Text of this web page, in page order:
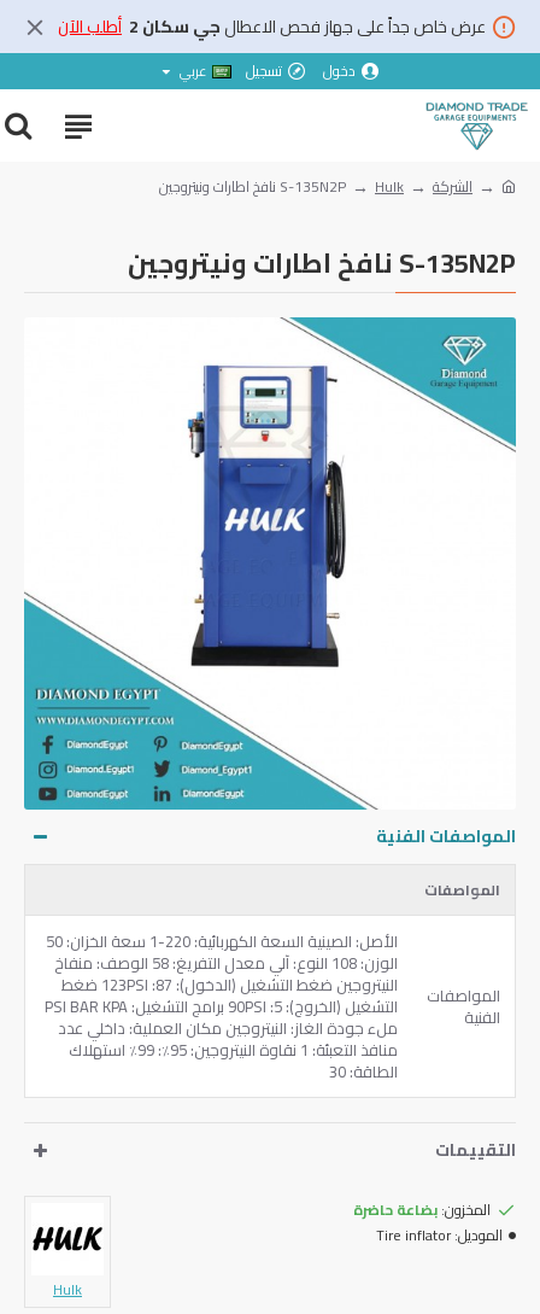
عرض خاص جداً على جهاز فحص الاعطالجي سكان 2 أطلب الآن
دخول تسجيل عربي
الشركة Hulk S-135N2P نافخ اطارات ونيتروجين
S-135N2P نافخ اطارات ونيتروجين
المواصفات الفنية
المواصفات
المواصفات
الفنية
الأصل: الصينية السعة الكهربائية: 220-1 سعة الخزان: 50
الوزن: 108 النوع: آلي معدل التفريغ: 58 الوصف: منفاخ
النيتروجين ضغط التشغيل (الدخول): 87: 123PSI ضغط
التشغيل (الخروج): 5: 90PSI برامج التشغيل: PSI BAR KPA
ملء جودة الغاز: النيتروجين مكان العملية: داخلي عدد
منافذ التعبئة: 1 نقاوة النيتروجين: 95٪: 99٪ استهلاك
الطاقة: 30
التقييمات
المخزون:بضاعة حاضرة
الموديل:Tire inflator
Hulk